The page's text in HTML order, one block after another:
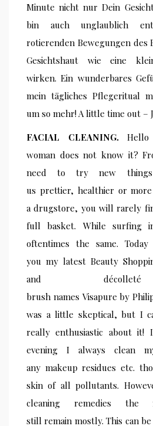
Minute nicht nur Dein
bin auch unglaublich
rotierenden Bewegungen des
Gesichtshaut wie eine
wirken. Ein wunderbares
mein tägliches Pflegeritual
um so mehr! A little time out –
FACIAL CLEANING.Hello
woman does not know it?
need to try new
us prettier, healthier or
a drugstore, you will rarely
full basket. While surfing
oftentimes the same.
you my latest Beauty
and
brush names Visapure by
was a little skeptical, but I
really enthusiastic about it!
evening I always clean
any makeup residues etc.
skin of all pollutants.
cleaning remedies the
still remain mostly. This can